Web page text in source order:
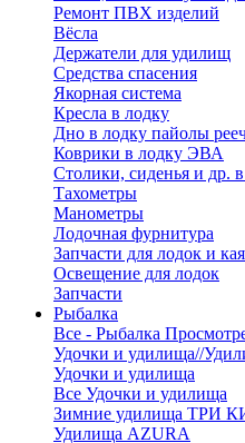
Ремонт ПВХ изделий
Вёсла
Держатели для удилищ
Средства спасения
Якорная система
Кресла в лодку
Дно в лодку пайолы
Коврики в лодку ЭВА
Столики, сиденья и др.
Тахометры
Манометры
Лодочная фурнитура
Запчасти для лодок и
Освещение для лодок
Запчасти
Рыбалка
Все - Рыбалка
Удочки и удилища//
Удочки и удилища
Все Удочки и удилища
Зимние удилища ТРИ
Удилища AZURA